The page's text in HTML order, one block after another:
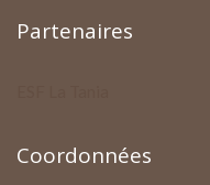
Partenaires
Coordonnées